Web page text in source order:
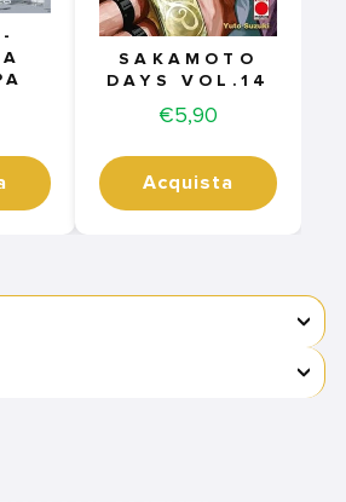
SAKAMOTO
DAYS VOL.14
Price
€5,90
Acquista